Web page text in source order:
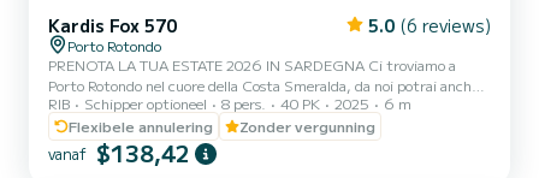
Kardis Fox 570 5.0 (6 reviews)
Porto Rotondo
PRENOTA LA TUA ESTATE 2026 IN SARDEGNA Ci troviamo a
Porto Rotondo nel cuore della Costa Smeralda, da noi potrai anche
trovare il parcheggio della tua macchina custodito ed anche un
piccolo bar per potersi rilassare guardando il nostro meraviglioso
mare. Questo bellissimo gommone è un KARDIS e possiamo
trovarci: .Doccetta .Tendalino copri sole .Usb .Motore mercury
RIB Schipper optioneel 8 pers. 40 PK 2025
6 m
Flexibele annulering
Zonder vergunning
vanaf $138,42